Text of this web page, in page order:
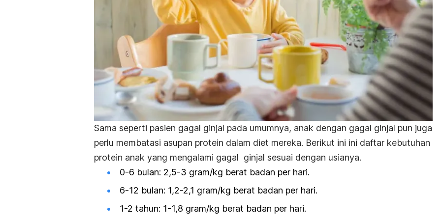
Sama seperti pasien gagal ginjal pada umumnya, anak dengan gagal ginjal pun juga
perlu membatasi asupan protein dalam diet mereka. Berikut ini ini daftar kebutuhan
protein anak yang mengalami gagal ginjal sesuai dengan usianya.
0-6 bulan: 2,5-3 gram/kg berat badan per hari.
6-12 bulan: 1,2-2,1 gram/kg berat badan per hari.
1-2 tahun: 1-1,8 gram/kg berat badan per hari.